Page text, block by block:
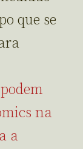
que se
na
a